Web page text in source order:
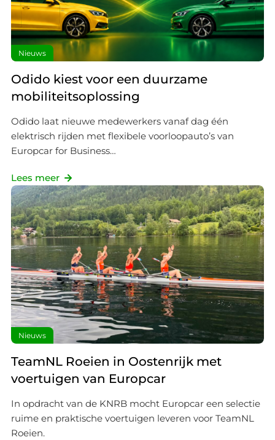
Nieuws
Odido kiest voor een duurzame
mobiliteitsoplossing
Odido laat nieuwe medewerkers vanaf dag één
elektrisch rijden met flexibele voorloopauto’s van
Europcar for Business…
Lees meer
Nieuws
TeamNL Roeien in Oostenrijk met
voertuigen van Europcar
In opdracht van de KNRB mocht Europcar een selectie
ruime en praktische voertuigen leveren voor TeamNL
Roeien.